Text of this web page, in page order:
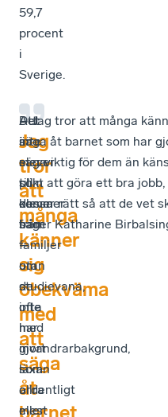
59,7
procent
i
Sverige.
Jag
tror
att
många
känner
sig
obekväma
med
att
säga
åt
Det
är
elever
som
kommer
från
familjer
utan
studievana,
ofta
med
invandrarbakgrund,
som
allra
mest
Att
inte
säga
till
dessa
barn
–
om
de
inte
har
gjort
läxan
ordentligt
eller
– Jag tror att många
säga åt barnet som har
mer viktig för dem än
plikt att göra ett bra
elever rätt så att de vet
säger Katharine